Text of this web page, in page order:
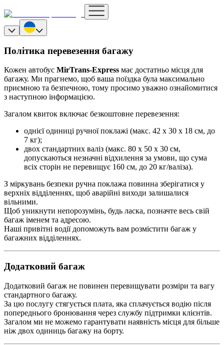
Політика перевезення багажу
Кожен автобус MirTrans-Express має достатньо місця для
багажу. Ми прагнемо, щоб ваша поїздка була максимально
приємною та безпечною, тому просимо уважно ознайомитися
з наступною інформацією.
Загалом квиток включає безкоштовне перевезення:
однієї одиниці ручної поклажі (макс. 42 x 30 x 18 см, до
7 кг);
двох стандартних валіз (макс. 80 x 50 x 30 см,
допускаються незначні відхилення за умови, що сума
всіх сторін не перевищує 160 см, до 20 кг/валіза).
З міркувань безпеки ручна поклажа повинна зберігатися у
верхніх відділеннях, щоб аварійні виходи залишалися
вільними.
Щоб уникнути непорозумінь, будь ласка, позначте весь свій
багаж іменем та адресою.
Наші привітні водії допоможуть вам розмістити багаж у
багажних відділеннях.
Додатковий багаж
Додатковий багаж не повинен перевищувати розміри та вагу
стандартного багажу.
За цю послугу стягується плата, яка сплачується водію після
попереднього бронювання через службу підтримки клієнтів.
Загалом ми не можемо гарантувати наявність місця для більше
ніж двох одиниць багажу на борту.